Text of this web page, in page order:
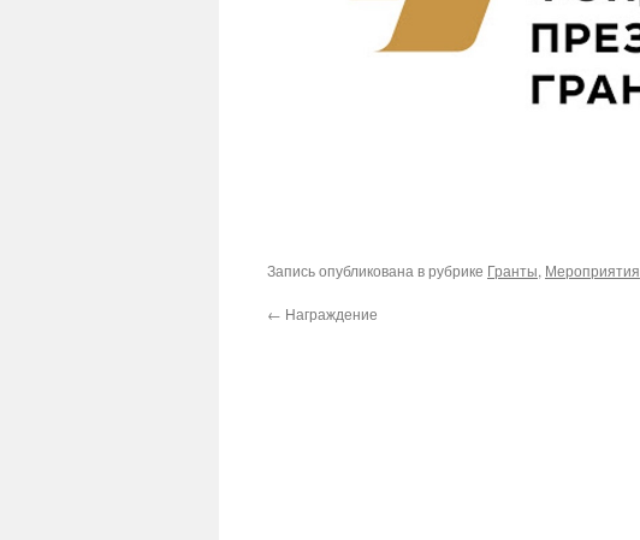
Запись опубликована в рубрике Гранты, Мероприятия
← Награждение